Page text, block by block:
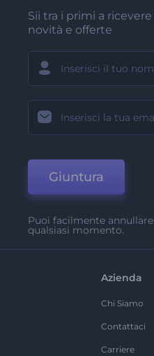
Sii tra i primi a
novità e offerte
Giuntura
Puoi facilmente
qualsiasi momento.
Azienda
Chi Siamo
Contattaci
Carriere